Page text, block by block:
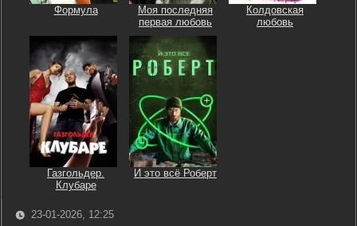
Формула
Моя последняя
первая любовь
Колдовская
любовь
Газгольдер.
Клубаре
И это всё Роберт
23-01-2026, 12:25